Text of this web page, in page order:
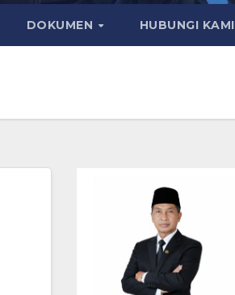
DOKUMEN HUBUNGI KAMI